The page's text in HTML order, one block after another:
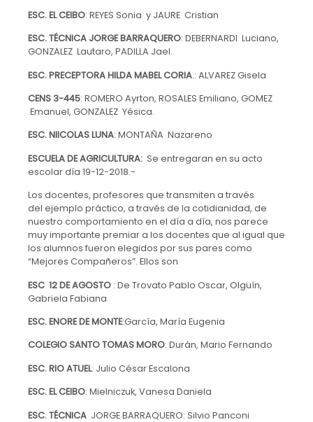
ESC. EL CEIBO: REYES Sonia y JAURE Cristian
ESC. TÉCNICA JORGE BARRAQUERO: DEBERNARDI Luciano,
GONZALEZ Lautaro, PADILLA Jael.
ESC. PRECEPTORA HILDA MABEL CORIA.: ALVAREZ Gisela
CENS 3-445: ROMERO Ayrton, ROSALES Emiliano, GOMEZ
Emanuel, GONZALEZ Yésica.
ESC. NIICOLAS LUNA: MONTAÑA Nazareno
ESCUELA DE AGRICULTURA: Se entregaran en su acto
escolar día 19-12-2018.-
Los docentes, profesores que transmiten a través
del ejemplo práctico, a través de la cotidianidad, de
nuestro comportamiento en el día a día, nos parece
muy importante premiar a los docentes que al igual que
los alumnos fueron elegidos por sus pares como
“Mejores Compañeros”. Ellos son
ESC 12 DE AGOSTO : De Trovato Pablo Oscar, Olguín,
Gabriela Fabiana
ESC. ENORE DE MONTE:García, María Eugenia
COLEGIO SANTO TOMAS MORO: Durán, Mario Fernando
ESC. RIO ATUEL: Julio César Escalona
ESC. EL CEIBO: Mielniczuk, Vanesa Daniela
ESC. TÉCNICA JORGE BARRAQUERO: Silvio Panconi